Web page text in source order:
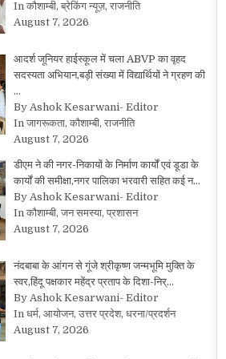
In कौशाम्बी, ब्रेकिंग न्यूज़, राजनीति
August 7, 2026
आदर्श जूनियर हाईस्कूल में चला ABVP का वृहद
सदस्यता अभियान,बड़ी संख्या में विद्यार्थियों ने ग्रहण की
…
By Ashok Kesarwani- Editor
In जागरूकता, कौशाम्बी, राजनीति
August 7, 2026
डीएम ने की नगर-निकायों के निर्माण कार्यों एवं डूडा के
कार्यों की समीक्षा,नगर पालिका भरवारी सहित कई न…
By Ashok Kesarwani- Editor
In कौशाम्बी, जन समस्या, प्रशासन
August 7, 2026
नंदबाबा के आंगन से गूंजे श्रीकृष्ण जन्मभूमि मुक्ति के
स्वर,हिंदू पक्षकार महेंद्र प्रताप के दिशा-निर्…
By Ashok Kesarwani- Editor
In धर्म, आयोजन, उत्तर प्रदेश, धरना/प्रदर्शन
August 7, 2026